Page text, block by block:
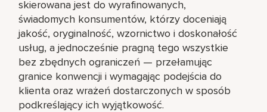
skierowana jest do wyrafinowanych,
świadomych konsumentów, którzy doceniają
jakość, oryginalność, wzornictwo i doskonałość
usług, a jednocześnie pragną tego wszystkie
bez zbędnych ograniczeń — przełamując
granice konwencji i wymagając podejścia do
klienta oraz wrażeń dostarczonych w sposób
podkreślający ich wyjątkowość.